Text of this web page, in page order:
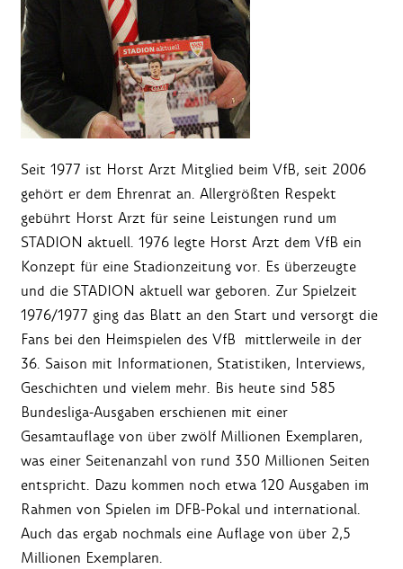
Seit 1977 ist Horst Arzt Mitglied beim VfB, seit 2006
gehört er dem Ehrenrat an. Allergrößten Respekt
gebührt Horst Arzt für seine Leistungen rund um
STADION aktuell. 1976 legte Horst Arzt dem VfB ein
Konzept für eine Stadionzeitung vor. Es überzeugte
und die STADION aktuell war geboren. Zur Spielzeit
1976/1977 ging das Blatt an den Start und versorgt die
Fans bei den Heimspielen des VfB mittlerweile in der
36. Saison mit Informationen, Statistiken, Interviews,
Geschichten und vielem mehr. Bis heute sind 585
Bundesliga-Ausgaben erschienen mit einer
Gesamtauflage von über zwölf Millionen Exemplaren,
was einer Seitenanzahl von rund 350 Millionen Seiten
entspricht. Dazu kommen noch etwa 120 Ausgaben im
Rahmen von Spielen im DFB-Pokal und international.
Auch das ergab nochmals eine Auflage von über 2,5
Millionen Exemplaren.